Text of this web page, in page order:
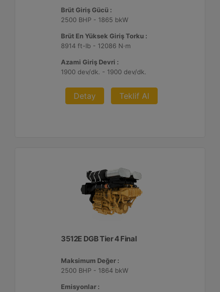
Brüt Giriş Gücü :
2500 BHP - 1865 bkW
Brüt En Yüksek Giriş Torku :
8914 ft-lb - 12086 N·m
Azami Giriş Devri :
1900 dev/dk. - 1900 dev/dk.
Detay Teklif Al
3512E DGB Tier 4 Final
Maksimum Değer :
2500 BHP - 1864 bkW
Emisyonlar :